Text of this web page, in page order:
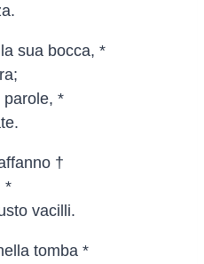
sua bocca, *
parole, *
†
*
vacilli.
tomba *